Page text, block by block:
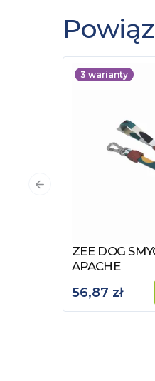
3 warianty
Zobacz
ZEE DOG
APACHE
56,87 zł
Poprzedni slajd